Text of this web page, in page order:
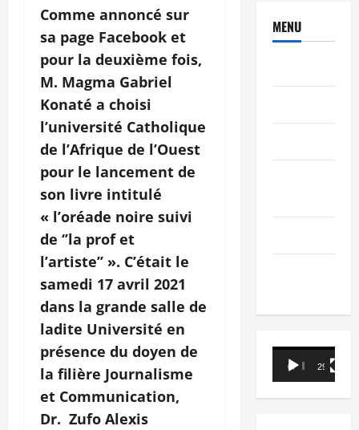
Comme annoncé sur
sa page Facebook et
pour la deuxième fois,
M. Magma Gabriel
Konaté a choisi
l’université Catholique
de l’Afrique de l’Ouest
pour le lancement de
son livre intitulé
« l’oréade noire suivi
de ‘’la prof et
l’artiste’’ ». C’était le
samedi 17 avril 2021
dans la grande salle de
ladite Université en
présence du doyen de
la filière Journalisme
et Communication,
Dr. Zufo Alexis
MENU
Lecteur
vidéo
00:00 29:21